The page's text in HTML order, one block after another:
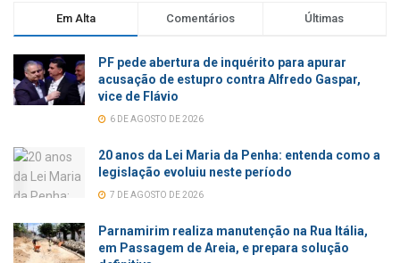
Em Alta Comentários Últimas
PF pede abertura de inquérito para apurar
acusação de estupro contra Alfredo Gaspar,
vice de Flávio
6 DE AGOSTO DE 2026
20 anos da Lei Maria da Penha: entenda como a
legislação evoluiu neste período
7 DE AGOSTO DE 2026
Parnamirim realiza manutenção na Rua Itália,
em Passagem de Areia, e prepara solução